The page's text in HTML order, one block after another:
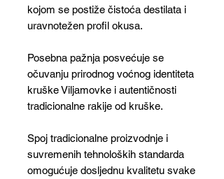
kojom se postiže čistoća destilata i
uravnotežen profil okusa.
Posebna pažnja posvećuje se
očuvanju prirodnog voćnog identiteta
kruške Viljamovke i autentičnosti
tradicionalne rakije od kruške.
Spoj tradicionalne proizvodnje i
suvremenih tehnoloških standarda
omogućuje dosljednu kvalitetu svake